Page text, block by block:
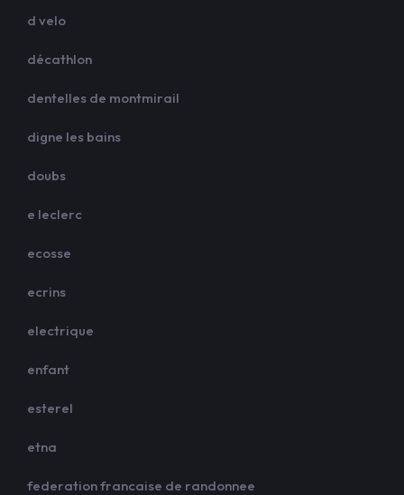
d velo
décathlon
dentelles de montmirail
digne les bains
doubs
e leclerc
ecosse
ecrins
electrique
enfant
esterel
etna
federation francaise de randonnee